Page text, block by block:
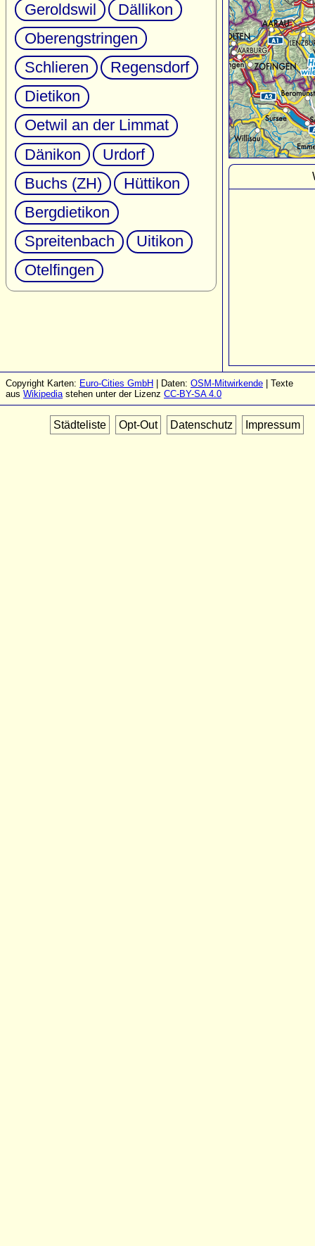
Geroldswil
Dällikon
Oberengstringen
Schlieren
Regensdorf
Dietikon
Oetwil an der Limmat
Dänikon
Urdorf
Buchs (ZH)
Hüttikon
Bergdietikon
Spreitenbach
Uitikon
Otelfingen
Copyright Karten: Euro-Cities GmbH | Daten: OSM-Mitwirkende | Texte
aus Wikipediastehen unter der Lizenz CC-BY-SA 4.0
Städteliste Opt-Out Datenschutz Impressum